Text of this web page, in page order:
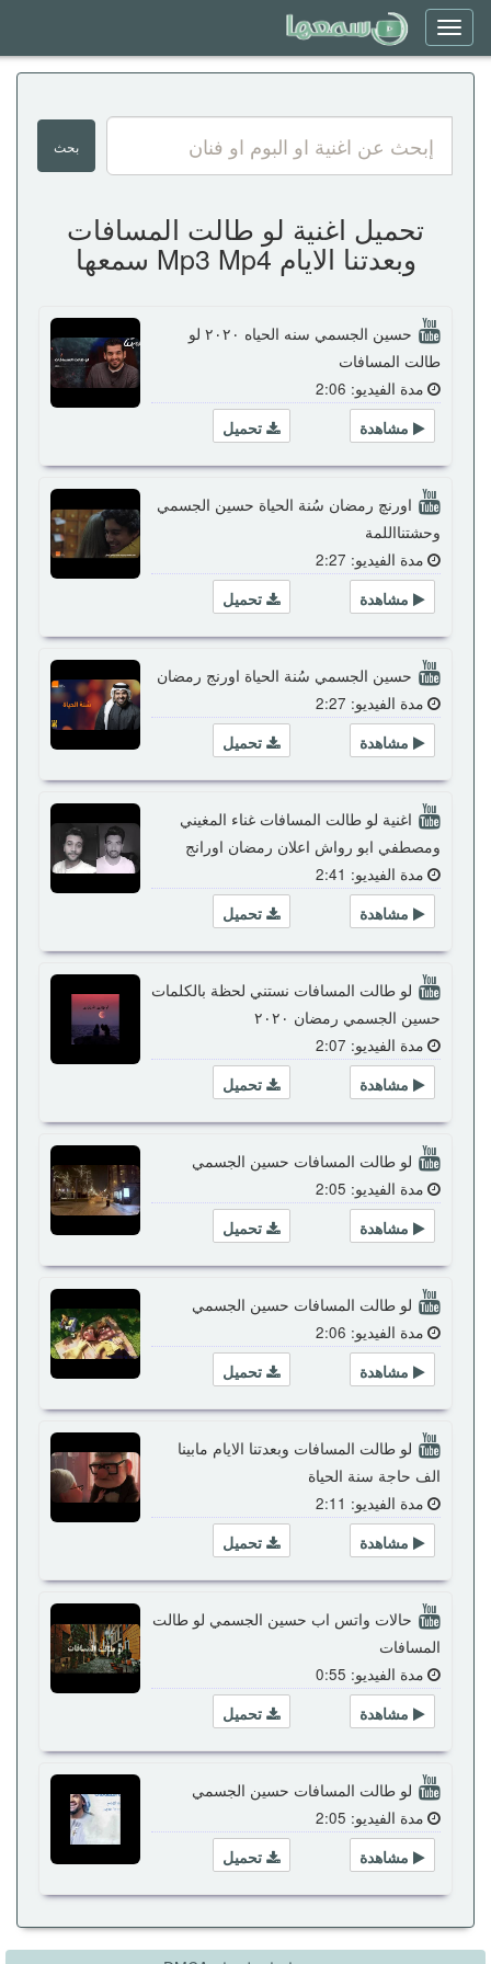
Toggle
navigation
تحميل اغنية لو طالت المسافات
وبعدتنا الايام Mp3 Mp4 سمعها
حسين الجسمي سنه الحياه ٢٠٢٠ لو
طالت المسافات
مدة الفيديو: 2:06
تحميل
مشاهدة
اورنچ رمضان سُنة الحياة حسين الجسمي
وحشتنااللمة
مدة الفيديو: 2:27
تحميل
مشاهدة
حسين الجسمي سُنة الحياة اورنج رمضان
مدة الفيديو: 2:27
تحميل
مشاهدة
اغنية لو طالت المسافات غناء المغيني
ومصطفي ابو رواش اعلان رمضان اورانج
مدة الفيديو: 2:41
تحميل
مشاهدة
لو طالت المسافات نستني لحظة بالكلمات
حسين الجسمي رمضان ٢٠٢٠
مدة الفيديو: 2:07
تحميل
مشاهدة
لو طالت المسافات حسين الجسمي
مدة الفيديو: 2:05
تحميل
مشاهدة
لو طالت المسافات حسين الجسمي
مدة الفيديو: 2:06
تحميل
مشاهدة
لو طالت المسافات وبعدتنا الايام مابينا
الف حاجة سنة الحياة
مدة الفيديو: 2:11
تحميل
مشاهدة
حالات واتس اب حسين الجسمي لو طالت
المسافات
مدة الفيديو: 0:55
تحميل
مشاهدة
لو طالت المسافات حسين الجسمي
مدة الفيديو: 2:05
تحميل
مشاهدة